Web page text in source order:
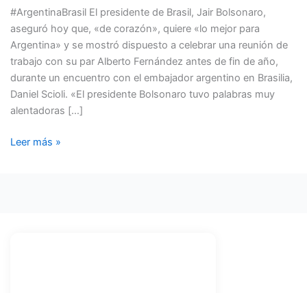
#ArgentinaBrasil El presidente de Brasil, Jair Bolsonaro,
aseguró hoy que, «de corazón», quiere «lo mejor para
Argentina» y se mostró dispuesto a celebrar una reunión de
trabajo con su par Alberto Fernández antes de fin de año,
durante un encuentro con el embajador argentino en Brasilia,
Daniel Scioli. «El presidente Bolsonaro tuvo palabras muy
alentadoras […]
SE
MOSTRÓ
DISPUESTO
A
ENCONTRARSE
CON
FERNÁNDEZ
Leer más »